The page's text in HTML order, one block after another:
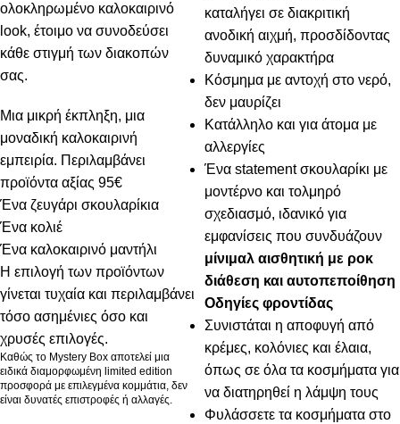
ολοκληρωμένο καλοκαιρινό
look, έτοιμο να συνοδεύσει
κάθε στιγμή των διακοπών
σας.
Μια μικρή έκπληξη, μια
μοναδική καλοκαιρινή
εμπειρία. Περιλαμβάνει
προϊόντα αξίας 95€
Ένα ζευγάρι σκουλαρίκια
Ένα κολιέ
Ένα καλοκαιρινό μαντήλι
Η επιλογή των προϊόντων
γίνεται τυχαία και περιλαμβάνει
τόσο ασημένιες όσο και
χρυσές επιλογές.
Καθώς το Mystery Box αποτελεί μια
ειδικά διαμορφωμένη limited edition
προσφορά με επιλεγμένα κομμάτια, δεν
είναι δυνατές επιστροφές ή αλλαγές.
καταλήγει σε διακριτική
ανοδική αιχμή, προσδίδοντας
δυναμικό χαρακτήρα
Κόσμημα με αντοχή στο νερό,
δεν μαυρίζει
Κατάλληλο και για άτομα με
αλλεργίες
Ένα statement σκουλαρίκι με
μοντέρνο και τολμηρό
σχεδιασμό, ιδανικό για
εμφανίσεις που συνδυάζουν
μίνιμαλ αισθητική με ροκ
διάθεση και αυτοπεποίθηση
Οδηγίες φροντίδας
Συνιστάται η αποφυγή από
κρέμες, κολόνιες και έλαια,
όπως σε όλα τα κοσμήματα για
να διατηρηθεί η λάμψη τους
Φυλάσσετε τα κοσμήματα στο